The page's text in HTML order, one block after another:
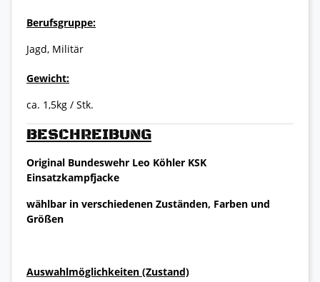
BESCHREIBUNG
Original Bundeswehr Leo Köhler KSK
Einsatzkampfjacke
wählbar in verschiedenen Zuständen, Farben und
Größen
Auswahlmöglichkeiten (Zustand)
Berufsgruppe:
Jagd, Militär
Gewicht:
ca. 1,5kg / Stk.